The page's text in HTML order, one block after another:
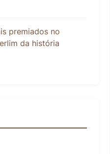
premiados no
da história